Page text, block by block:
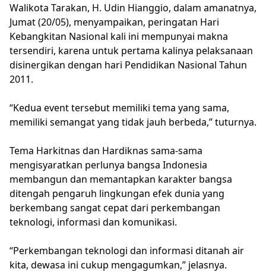
Walikota Tarakan, H. Udin Hianggio, dalam amanatnya,
Jumat (20/05), menyampaikan, peringatan Hari
Kebangkitan Nasional kali ini mempunyai makna
tersendiri, karena untuk pertama kalinya pelaksanaan
disinergikan dengan hari Pendidikan Nasional Tahun
2011.
“Kedua event tersebut memiliki tema yang sama,
memiliki semangat yang tidak jauh berbeda,” tuturnya.
Tema Harkitnas dan Hardiknas sama-sama
mengisyaratkan perlunya bangsa Indonesia
membangun dan memantapkan karakter bangsa
ditengah pengaruh lingkungan efek dunia yang
berkembang sangat cepat dari perkembangan
teknologi, informasi dan komunikasi.
“Perkembangan teknologi dan informasi ditanah air
kita, dewasa ini cukup mengagumkan,” jelasnya.